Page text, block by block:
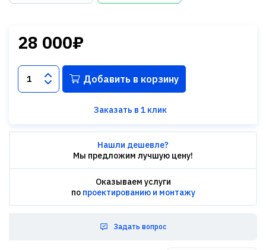
28 000₽
Добавить в корзину
Заказать в 1 клик
Нашли дешевле?
Мы предложим лучшую цену!
Оказываем услуги
по проектированию и монтажу
Задать вопрос